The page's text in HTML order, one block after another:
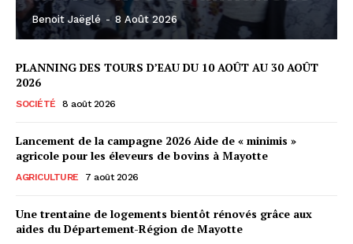
Benoit Jaëglé - 8 Août 2026
PLANNING DES TOURS D’EAU DU 10 AOÛT AU 30 AOÛT
2026
SOCIÉTÉ 8 août 2026
Lancement de la campagne 2026 Aide de « minimis »
agricole pour les éleveurs de bovins à Mayotte
AGRICULTURE 7 août 2026
Une trentaine de logements bientôt rénovés grâce aux
aides du Département-Région de Mayotte